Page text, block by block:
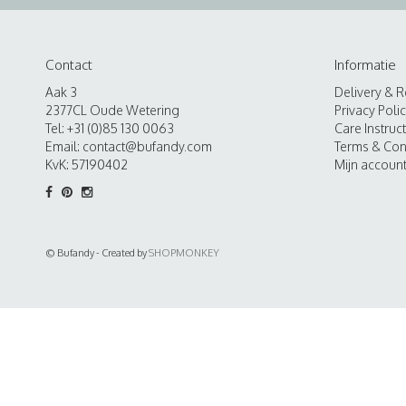
Contact
Aak 3
2377CL Oude Wetering
Tel: +31 (0)85 130 0063
Email: contact@bufandy.com
KvK: 57190402
Informatie
Delivery &
Privacy
Care
Terms &
Mijn account
© Bufandy - Created bySHOPMONKEY